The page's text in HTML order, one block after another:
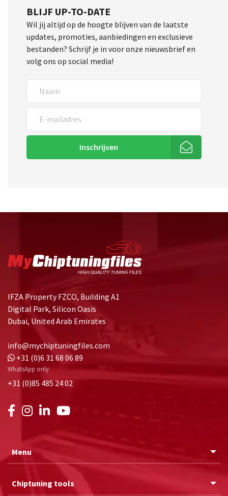
BLIJF UP-TO-DATE
Wil jij altijd op de hoogte blijven van de laatste
updates, promoties, aanbiedingen en exclusieve
bestanden? Schrijf je in voor onze nieuwsbrief en
volg ons op social media!
Inschrijven
IFZA Property FZCO, Building A1
Digital Park, Silicon Oasis
Dubai, United Arab Emirates
info@mychiptuningfiles.com
+31 (0)6 31 68 06 89
WhatsApp only
+31 (0)85 485 24 02
Menu
Chiptuning tools